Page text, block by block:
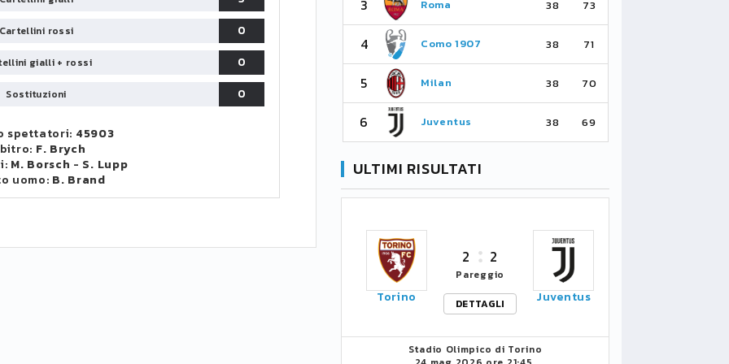
Cartellini rossi
0
gialli + rossi
0
Sostituzioni 0
spettatori: 45903
F. Brych
M. Borsch - S. Lupp
uomo: B. Brand
61 3
38
38
3 Roma 38 73
4 Como 1907 38 71
5 Milan 38 70
6 Juventus 38 69
ULTIMI RISULTATI
Torino
2 2
Pareggio
DETTAGLI
Juventus
Stadio Olimpico di Torino